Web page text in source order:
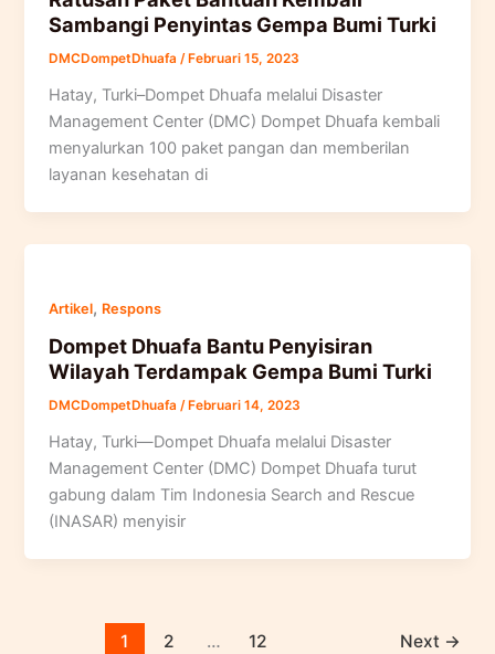
Sambangi Penyintas Gempa Bumi Turki
DMCDompetDhuafa/Februari 15, 2023
Hatay, Turki–Dompet Dhuafa melalui Disaster
Management Center (DMC) Dompet Dhuafa kembali
menyalurkan 100 paket pangan dan memberilan
layanan kesehatan di
Artikel, Respons
Dompet Dhuafa Bantu Penyisiran
Wilayah Terdampak Gempa Bumi Turki
DMCDompetDhuafa/ Februari 14, 2023
Hatay, Turki—Dompet Dhuafa melalui Disaster
Management Center (DMC) Dompet Dhuafa turut
gabung dalam Tim Indonesia Search and Rescue
(INASAR) menyisir
1 2 … 12 Next →